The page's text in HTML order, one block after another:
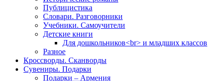
Публицистика
Словари. Разговорники
Учебники. Самоучители
Детские книги
Для дошкольников<br> и младших классов
Разное
Кроссворды. Сканворды
Сувениры. Подарки
Подарки – Армения